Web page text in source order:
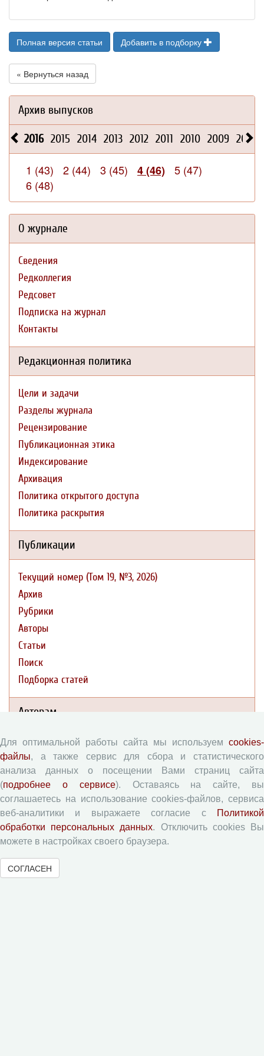
Полная версия статьи Добавить в подборку
« Вернуться назад
Архив выпусков
2016 2015 2014 2013 2012 2011 2010 2009 2008
1 (43) 2 (44) 3 (45) 4 (46)
5 (47)
6 (48)
О журнале
Сведения
Редколлегия
Редсовет
Подписка на журнал
Контакты
Редакционная политика
Цели и задачи
Разделы журнала
Рецензирование
Публикационная этика
Индексирование
Архивация
Политика открытого доступа
Политика раскрытия
Публикации
Текущий номер (Том 19, №3, 2026)
Архив
Рубрики
Авторы
Статьи
Поиск
Подборка статей
Авторам
Правила для авторов
Типовой лицензионный договор
Согласие на обработку персональных данных
Авторские права
Приватность
Рецензентам
Памятка рецензенту
Для оптимальной работы сайта мы используем cookies-
файлы, а также сервис для сбора и статистического
анализа данных о посещении Вами страниц сайта
(подробнее о сервисе). Оставаясь на сайте, вы
соглашаетесь на использование cookies-файлов, сервиса
веб-аналитики и выражаете согласие с
Политикой
обработки персональных данных. Отключить cookies Вы
можете в настройках своего браузера.
СОГЛАСЕН